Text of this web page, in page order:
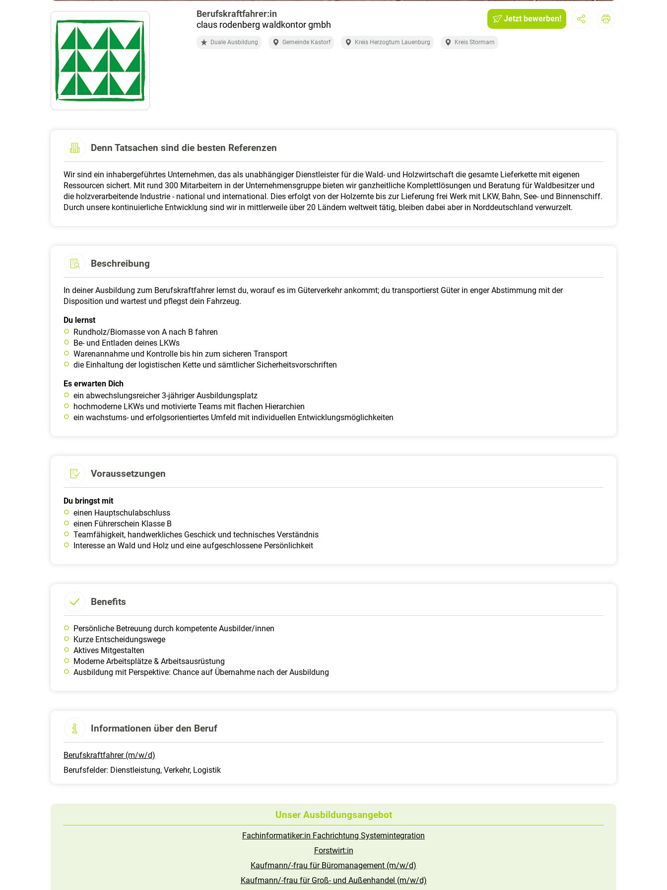
Berufskraftfahrer:in
claus rodenberg waldkontor gmbh
Jetzt bewerben!
Duale Ausbildung Gemeinde Kastorf Kreis Herzogtum Lauenburg Kreis Stormarn
Denn Tatsachen sind die besten Referenzen
Wir sind ein inhabergeführtes Unternehmen, das als unabhängiger Dienstleister für die Wald- und Holzwirtschaft die gesamte Lieferkette mit eigenen
Ressourcen sichert. Mit rund 300 Mitarbeitern in der Unternehmensgruppe bieten wir ganzheitliche Komplettlösungen und Beratung für Waldbesitzer und
die holzverarbeitende Industrie - national und international. Dies erfolgt von der Holzernte bis zur Lieferung frei Werk mit LKW, Bahn, See- und Binnenschiff.
Durch unsere kontinuierliche Entwicklung sind wir in mittlerweile über 20 Ländern weltweit tätig, bleiben dabei aber in Norddeutschland verwurzelt.
Beschreibung
In deiner Ausbildung zum Berufskraftfahrer lernst du, worauf es im Güterverkehr ankommt; du transportierst Güter in enger Abstimmung mit der
Disposition und wartest und pflegst dein Fahrzeug.
Du lernst
Rundholz/Biomasse von A nach B fahren
Be- und Entladen deines LKWs
Warenannahme und Kontrolle bis hin zum sicheren Transport
die Einhaltung der logistischen Kette und sämtlicher Sicherheitsvorschriften
Es erwarten Dich
ein abwechslungsreicher 3-jähriger Ausbildungsplatz
hochmoderne LKWs und motivierte Teams mit flachen Hierarchien
ein wachstums- und erfolgsorientiertes Umfeld mit individuellen Entwicklungsmöglichkeiten
Voraussetzungen
Du bringst mit
einen Hauptschulabschluss
einen Führerschein Klasse B
Teamfähigkeit, handwerkliches Geschick und technisches Verständnis
Interesse an Wald und Holz und eine aufgeschlossene Persönlichkeit
Benefits
Persönliche Betreuung durch kompetente Ausbilder/innen
Kurze Entscheidungswege
Aktives Mitgestalten
Moderne Arbeitsplätze & Arbeitsausrüstung
Ausbildung mit Perspektive: Chance auf Übernahme nach der Ausbildung
Informationen über den Beruf
Berufskraftfahrer (m/w/d)
Berufsfelder: Dienstleistung, Verkehr, Logistik
Unser Ausbildungsangebot
Fachinformatiker:in Fachrichtung Systemintegration
Forstwirt:in
Kaufmann/-frau für Büromanagement (m/w/d)
Kaufmann/-frau für Groß- und Außenhandel (m/w/d)